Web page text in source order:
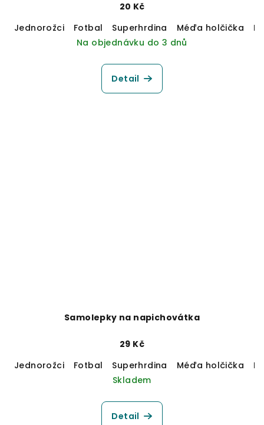
20 Kč
Jednorožci
Fotbal Superhrdina Méďa holčička
Na objednávku do 3 dnů
Detail
Samolepky na napichovátka
29 Kč
Jednorožci
Fotbal Superhrdina Méďa holčička
Skladem
Detail